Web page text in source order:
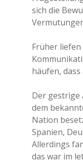
sich die
Früher
häufen,
Der gestrige
dem
Nation
Spanien,
Allerdings
das war im